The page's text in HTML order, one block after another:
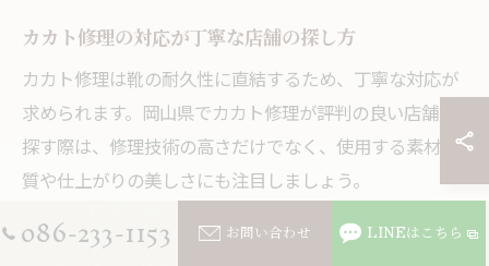
カカト修理の対応が丁寧な店舗の探し方
カカト修理は靴の耐久性に直結するため、丁寧な対応が
求められます。岡山県でカカト修理が評判の良い店舗を
探す際は、修理技術の高さだけでなく、使用する素材の
質や仕上がりの美しさにも注目しましょう。
例えば、天然ゴムや合成素材など、靴の種類に合わせた
086-233-1153 お問い合わせ LINEはこちら